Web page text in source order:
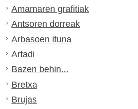
Amamaren grafitiak
Antsoren dorreak
Arbasoen ituna
Artadi
Bazen behin...
Bretxa
Brujas